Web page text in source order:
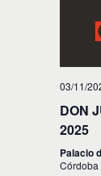
03/11/
DON
2025
Palacio
Córdoba